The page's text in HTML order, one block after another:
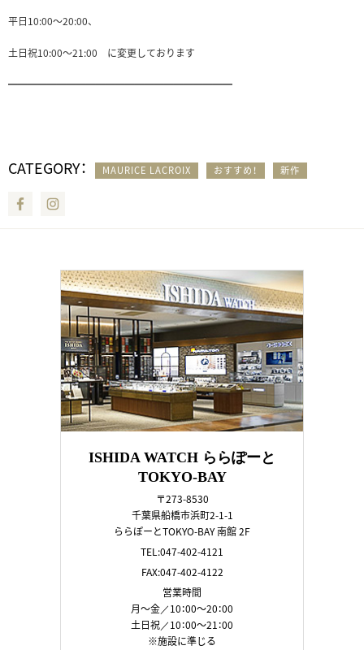
平日10:00〜20:00、
土日祝10:00〜21:00 に変更しております
━━━━━━━━━━━━━━━━━━━━━━━
CATEGORY： MAURICE LACROIX おすすめ！ 新作
Facebook
ISHIDA WATCH ららぽーと
TOKYO-BAY
〒273-8530
千葉県船橋市浜町2-1-1
ららぽーとTOKYO-BAY 南館 2F
TEL:047-402-4121
FAX:047-402-4122
営業時間
月～金／10：00～20：00
土日祝／10：00～21：00
※施設に準じる